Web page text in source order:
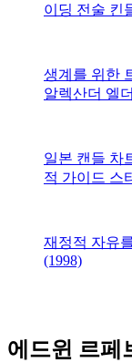
이딩 전술 킨
생계를 위한
알렉산더 엘
일본 캔들 차
적 가이드 스
재정적 자유
(1998)
에드윈 르페